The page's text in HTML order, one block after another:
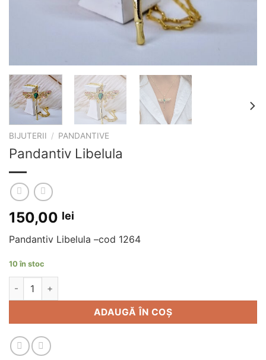
BIJUTERII / PANDANTIVE
Pandantiv Libelula
150,00 lei
Pandantiv Libelula –cod 1264
10 în stoc
Cantitate Pandantiv Libelula
ADAUGĂ ÎN COȘ